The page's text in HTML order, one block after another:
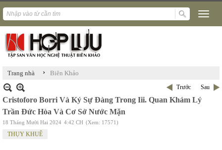
Trang nhà › Biên Khảo
Trước Sau
Cristoforo Borri Và Ký Sự Đàng Trong Iii. Quan Khám Lý
Trần Đức Hòa Và Cơ Sở Nước Mặn
18 Tháng Mười Hai 2024 4:42 CH (Xem: 17571)
THỤY KHUÊ